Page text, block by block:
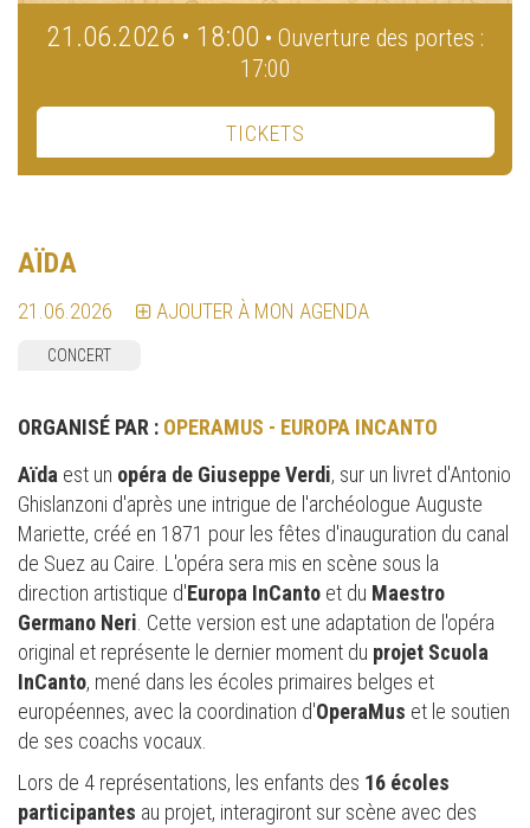
21.06.2026 • 18:00 • Ouverture des portes :
17:00
TICKETS
AÏDA
21.06.2026 AJOUTER À MON AGENDA
CONCERT
ORGANISÉ PAR : OPERAMUS - EUROPA INCANTO
Aïda est un opéra de Giuseppe Verdi, sur un livret d'Antonio
Ghislanzoni d'après une intrigue de l'archéologue Auguste
Mariette, créé en 1871 pour les fêtes d'inauguration du canal
de Suez au Caire. L'opéra sera mis en scène sous la
direction artistique d'Europa InCanto et du Maestro
Germano Neri. Cette version est une adaptation de l'opéra
original et représente le dernier moment du projet Scuola
InCanto, mené dans les écoles primaires belges et
européennes, avec la coordination d'OperaMus et le soutien
de ses coachs vocaux.
Lors de 4 représentations, les enfants des 16 écoles
participantes au projet, interagiront sur scène avec des